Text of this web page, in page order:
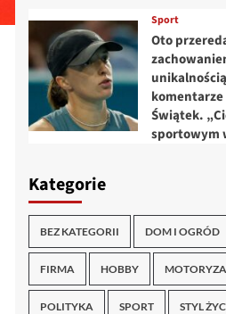
Sport
Oto
Świątek.
sportowym
Kategorie
BEZ KATEGORII DOM I OGRÓD
FIRMA HOBBY
POLITYKA SPORT STYL